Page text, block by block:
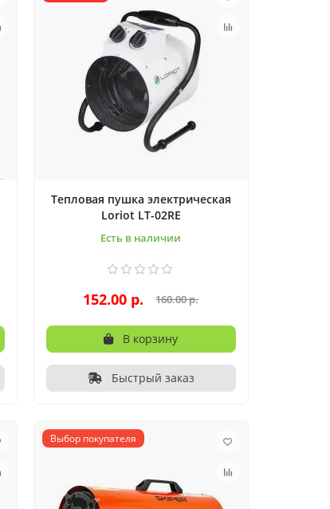
Тепловая пушка электрическая
Loriot LT-02RE
Есть в наличии
152.00 р. 160.00 р.
В корзину
Быстрый заказ
Выбор покупателя